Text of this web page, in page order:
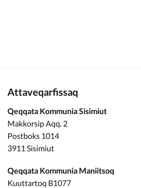
Attaveqarfissaq
Qeqqata Kommunia Sisimiut
Makkorsip Aqq. 2
Postboks 1014
3911 Sisimiut
Qeqqata Kommunia Maniitsoq
Kuuttartoq B1077